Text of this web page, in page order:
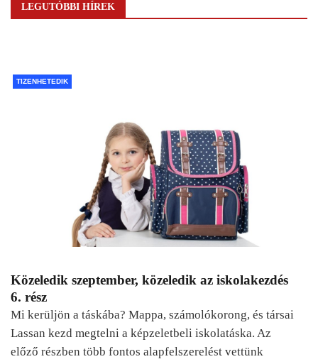
LEGUTÓBBI HÍREK
TIZENHETEDIK
Közeledik szeptember, közeledik az iskolakezdés
6. rész
Mi kerüljön a táskába? Mappa, számolókorong, és társai
Lassan kezd megtelni a képzeletbeli iskolatáska. Az
előző részben több fontos alapfelszerelést vettünk